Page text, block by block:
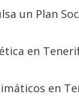
un Plan
en
en